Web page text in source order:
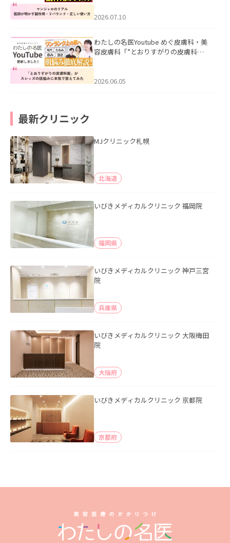
た。
2026.07.10
わたしの名医Youtube めぐ皮膚科・美
容皮膚科「”とおりすがりの皮膚科
2026.06.05
最新クリニック
MJクリニック札幌
北海道
いびきメディカルクリニック 福岡院
福岡県
いびきメディカルクリニック 神戸三宮
院
兵庫県
いびきメディカルクリニック 大阪梅田
院
大阪府
いびきメディカルクリニック 京都院
京都府